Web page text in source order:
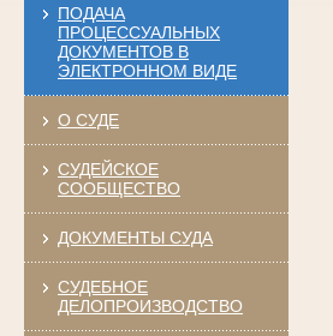
ПОДАЧА
ПРОЦЕССУАЛЬНЫХ
ДОКУМЕНТОВ В
ЭЛЕКТРОННОМ ВИДЕ
О СУДЕ
СУДЕЙСКОЕ
СООБЩЕСТВО
ДОКУМЕНТЫ СУДА
СУДЕБНОЕ
ДЕЛОПРОИЗВОДСТВО